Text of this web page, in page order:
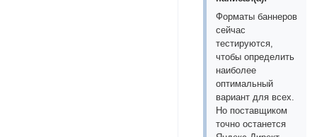
Форматы баннеров
сейчас
тестируются,
чтобы определить
наиболее
оптимальный
вариант для всех.
Но поставщиком
точно останется